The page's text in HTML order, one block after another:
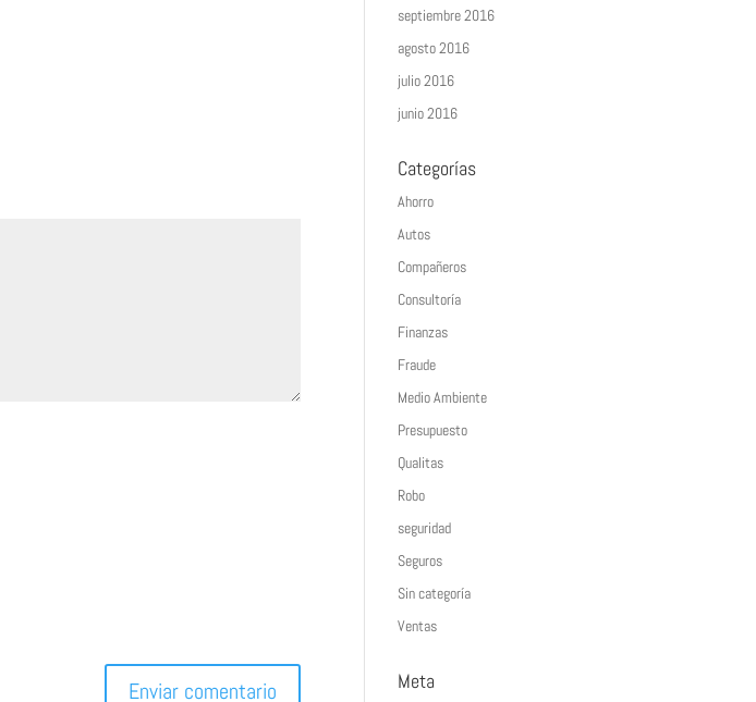
septiembre 2016
agosto 2016
julio 2016
junio 2016
Categorías
Ahorro
Autos
Compañeros
Consultoría
Finanzas
Fraude
Medio Ambiente
Presupuesto
Qualitas
Robo
seguridad
Seguros
Sin categoría
Ventas
Meta